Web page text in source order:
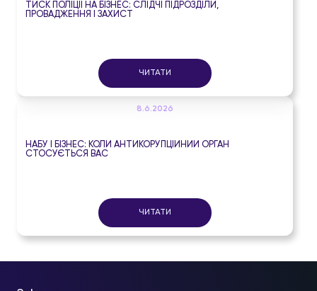
ТИСК ПОЛІЦІЇ НА БІЗНЕС: СЛІДЧІ ПІДРОЗДІЛИ,
ПРОВАДЖЕННЯ І ЗАХИСТ
ЧИТАТИ
8.6.2026
НАБУ І БІЗНЕС: КОЛИ АНТИКОРУПЦІЙНИЙ ОРГАН
СТОСУЄТЬСЯ ВАС
ЧИТАТИ